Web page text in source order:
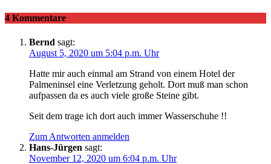
4 Kommentare
Bernd sagt:
August 5, 2020 um 5:04 p.m. Uhr
Hatte mir auch einmal am Strand von einem Hotel der
Palmeninsel eine Verletzung geholt. Dort muß man schon
aufpassen da es auch viele große Steine gibt.
Seit dem trage ich dort auch immer Wasserschuhe !!
Zum Antworten anmelden
Hans-Jürgen sagt:
November 12, 2020 um 6:04 p.m. Uhr